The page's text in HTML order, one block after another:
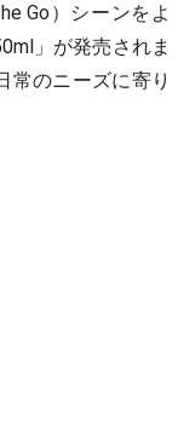
Go）シーンをよ
」が発売されま
常のニーズに寄り